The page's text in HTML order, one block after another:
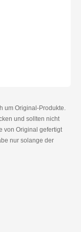
um Original-Produkte.
und sollten nicht
von Original gefertigt
nur solange der